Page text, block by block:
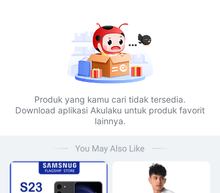
Produk yang kamu cari tidak tersedia.
Download aplikasi Akulaku untuk produk favorit
lainnya.